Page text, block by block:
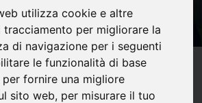
utilizza cookie e altre
per migliorare la
di navigazione per i seguenti
le funzionalità di base
per fornire una migliore
sito web, per misurare il tuo
la ville de Brunoy